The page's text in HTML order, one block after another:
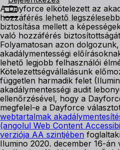
A Dayforce elkötelezett az
hozzáférés lehető
biztosítása mellett a
való hozzáférés
Folyamatosan azon
akadálymentességi
lehető legjobb felhasználói
Kötelezettségvállalásunk
független harmadik felet
akadálymentességi audit
ellenőrzésével, hogy a
megfelel-e a Dayforce
webtartalmak
(angolul Web Content
verziója AA szintjében
Ilumino 2020. december 16-án